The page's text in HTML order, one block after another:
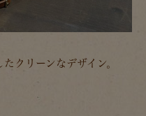
クリーンなデザイン。